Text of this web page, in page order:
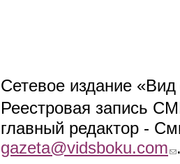
Сетевое издание
Реестровая запись
главный редактор -
gazeta@vidsboku.com